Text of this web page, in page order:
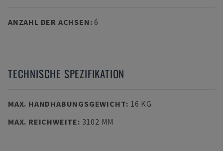
ANZAHL DER ACHSEN: 6
TECHNISCHE SPEZIFIKATION
MAX. HANDHABUNGSGEWICHT: 16 KG
MAX. REICHWEITE: 3102 MM